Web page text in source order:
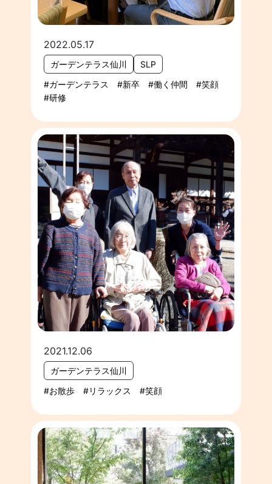
2022.05.17
ガーデンテラス仙川
SLP
ガーデンテラス
新卒 働く仲間
笑顔
研修
2021.12.06
ガーデンテラス仙川
お散歩
リラックス 笑顔